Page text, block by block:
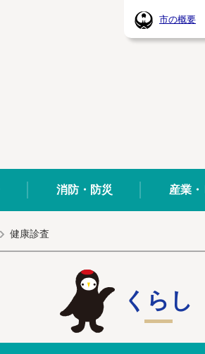
常陸太田市ホームペー
市の概要
消防・防災 産業
健康診査
くらし